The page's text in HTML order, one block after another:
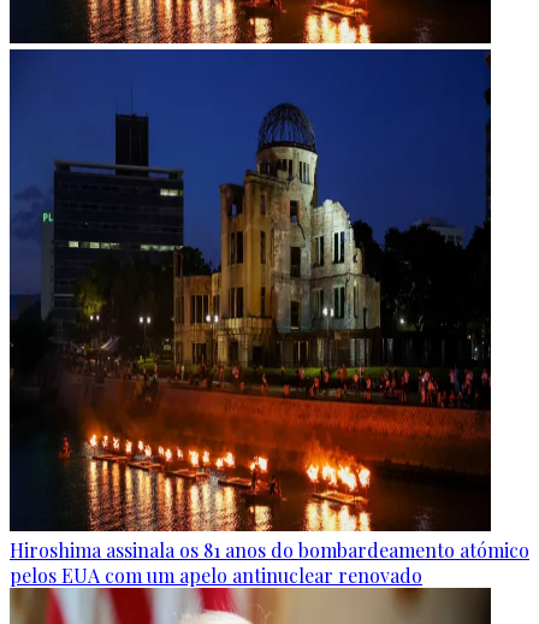
Hiroshima assinala os 81 anos do bombardeamento atómico
pelos EUA com um apelo antinuclear renovado